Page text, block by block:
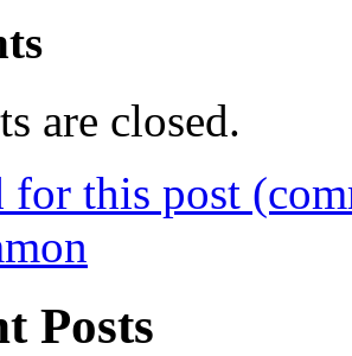
are closed.
for this post
Posts